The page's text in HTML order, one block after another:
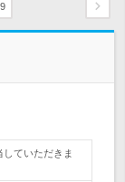
ていただきま